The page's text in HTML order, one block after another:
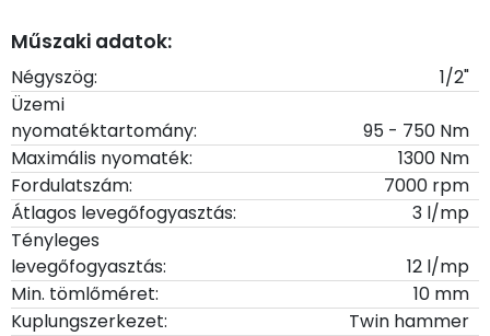
Műszaki adatok:
Négyszög:
1/2"
Üzemi
nyomatéktartomány:
95 - 750 Nm
Maximális nyomaték:
1300 Nm
Fordulatszám:
7000 rpm
Átlagos levegőfogyasztás:
3 l/mp
Tényleges
levegőfogyasztás:
12 l/mp
Min. tömlőméret:
10 mm
Kuplungszerkezet:
Twin hammer